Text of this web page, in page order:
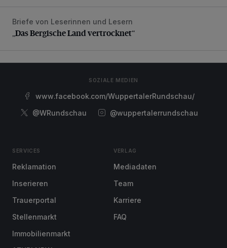
„Das Bergische Land vertrocknet“
Briefe von Leserinnen und Lesern
„Das Bergische Land vertrocknet“
SOZIALE MEDIEN
www.facebook.com/WuppertalerRundschau/
@WRundschau
@wuppertalerrundschau
SERVICES
Reklamation
Inserieren
Trauerportal
Stellenmarkt
Immobilienmarkt
VERLAG
Mediadaten
Team
Karriere
FAQ